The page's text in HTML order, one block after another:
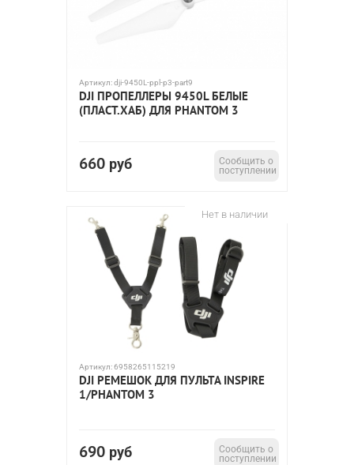
Артикул:dji-9450L-ppl-p3-part9
DJI ПРОПЕЛЛЕРЫ 9450L БЕЛЫЕ
(ПЛАСТ.ХАБ) ДЛЯ PHANTOM 3
660 руб
Сообщить о
поступлении
Нет в наличии
Артикул:6958265115219
DJI РЕМЕШОК ДЛЯ ПУЛЬТА INSPIRE
1/PHANTOM 3
690 руб
Сообщить о
поступлении